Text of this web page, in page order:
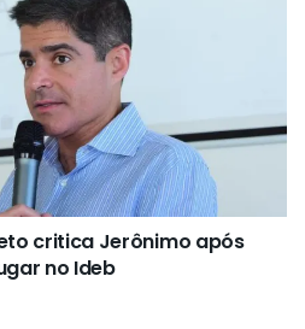
critica Jerônimo após
no Ideb